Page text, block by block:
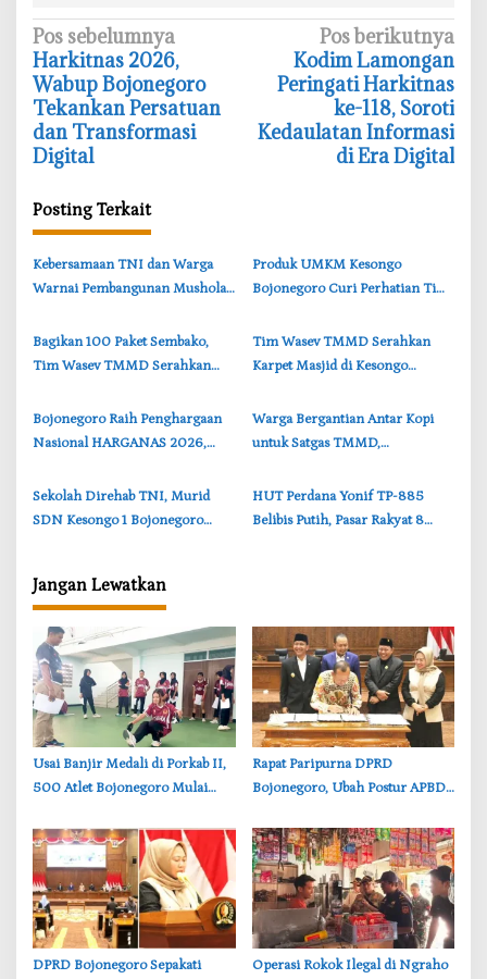
N
a
v
i
g
s
i
p
s
Pos sebelumnya
‎Harkitnas 2026,
Wabup Bojonegoro
Tekankan Persatuan
dan Transformasi
Digital
Pos berikutnya
‎Kodim Lamongan
Peringati Harkitnas
ke-118, Soroti
Kedaulatan Informasi
di Era Digital
Posting Terkait
‎Kebersamaan TNI dan Warga
Warnai Pembangunan Mushola
Bojonegoro-Lamongan
‎Produk UMKM Kesongo
Bojonegoro Curi Perhatian Tim
Herry Beri Pujian
‎Bagikan 100 Paket Sembako,
Tim Wasev TMMD Serahkan
Bojonegoro
‎Tim Wasev TMMD Serahkan
Karpet Masjid di Kesongo
Kepedulian TNI
‎Bojonegoro Raih Penghargaan
Nasional HARGANAS 2026,
Apresiasi BKKBN
‎Warga Bergantian Antar Kopi
untuk Satgas TMMD,
Pembangunan Jalan di
Bojonegoro
‎Sekolah Direhab TNI, Murid
SDN Kesongo 1 Bojonegoro
‎HUT Perdana Yonif TP-885
Belibis Putih, Pasar Rakyat 8
Jangan Lewatkan
‎Usai Banjir Medali di Porkab II,
500 Atlet Bojonegoro Mulai
‎Rapat Paripurna DPRD
Bojonegoro, Ubah Postur APBD
Rp6,250 Triliun
‎DPRD Bojonegoro Sepakati
‎Operasi Rokok Ilegal di Ngraho